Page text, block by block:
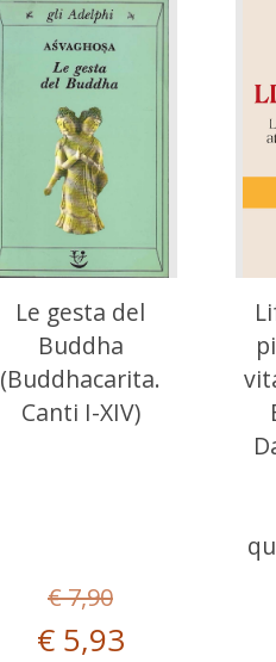
Le gesta del
Buddha
(Buddhacarita.
Canti I-XIV)
€ 7,90
€ 5,93